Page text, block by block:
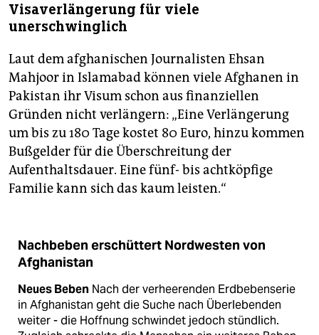
Visaverlängerung für viele
unerschwinglich
Laut dem afghanischen Journalisten Ehsan
Mahjoor in Islamabad können viele Afghanen in
Pakistan ihr Visum schon aus finanziellen
Gründen nicht verlängern: „Eine Verlängerung
um bis zu 180 Tage kostet 80 Euro, hinzu kommen
Bußgelder für die Überschreitung der
Aufenthaltsdauer. Eine fünf- bis achtköpfige
Familie kann sich das kaum leisten.“
Nachbeben erschüttert Nordwesten von
Afghanistan
Neues Beben Nach der verheerenden Erdbebenserie
in Afghanistan geht die Suche nach Überlebenden
weiter - die Hoffnung schwindet jedoch stündlich.